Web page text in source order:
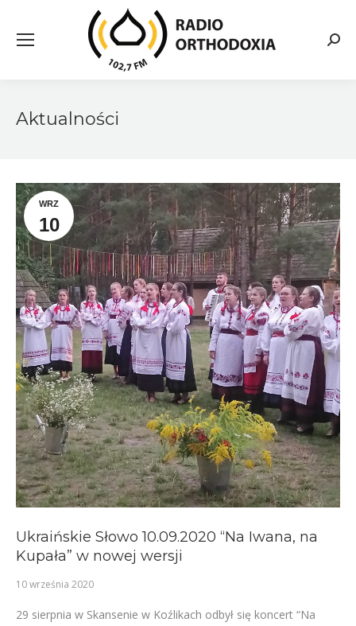
Aktualności
WRZ
10
Ukraińskie Słowo 10.09.2020 “Na Iwana, na
Kupała” w nowej wersji
10 września 2020
29 sierpnia w Skansenie w Koźlikach odbył się koncert “Na